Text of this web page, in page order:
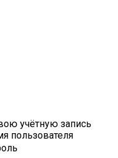
учётную запись
пользователя